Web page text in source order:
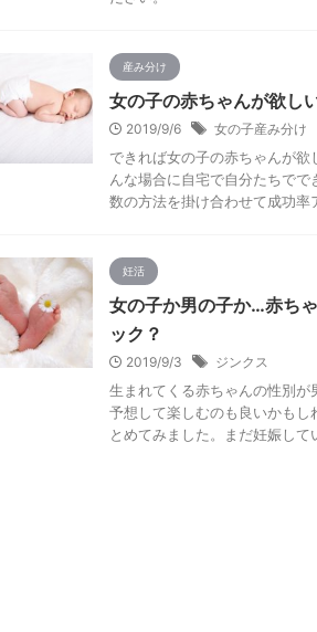
産み分け
女の子の赤ちゃんが欲し
2019/9/6 女の子産み分け
できれば女の子の赤ちゃんが
んな場合に自宅で自分たちで
数の方法を掛け合わせて成功率
妊活
女の子か男の子か…赤ち
ック？
2019/9/3 ジンクス
生まれてくる赤ちゃんの性別
予想して楽しむのも良いかもし
とめてみました。まだ妊娠して